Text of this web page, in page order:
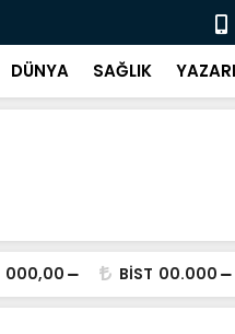
Selahattin
DÜNYA SAĞLIK
000,00 BİST 00.000